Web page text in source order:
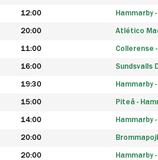
12:00 Hammarby
20:00 Atlético
11:00 Collerense
16:00 Sundsvalls
19:30 Hammarby
15:00 Piteå -
14:00 Hammarby
20:00
20:00 Hammarby